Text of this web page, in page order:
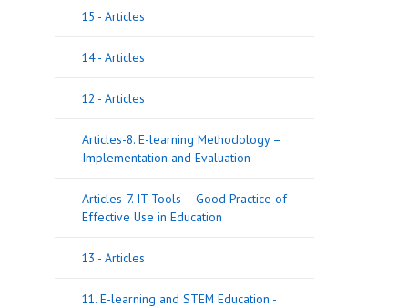
15 - Articles
14 - Articles
12 - Articles
Articles-8. E-learning Methodology –
Implementation and Evaluation
Articles-7. IT Tools – Good Practice of
Effective Use in Education
13 - Articles
11. E-learning and STEM Education -